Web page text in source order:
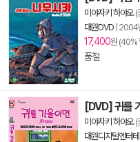
미야자키 하야오(
대원DVD 2004
17,400원 (40%
품절
[DVD] 귀를
미야자키 하야오(
대원디지털엔터